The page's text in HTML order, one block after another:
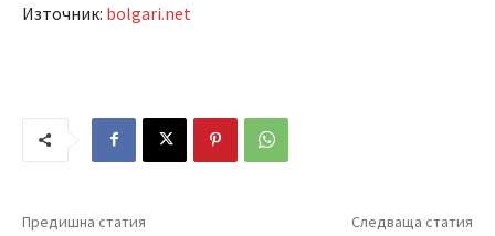
Източник: bolgari.net
Предишна статия Следваща статия